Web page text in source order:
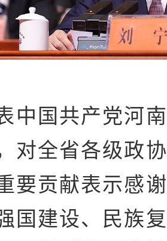
中国共产党河
对全省各级政
要贡献表示感
国建设、民族